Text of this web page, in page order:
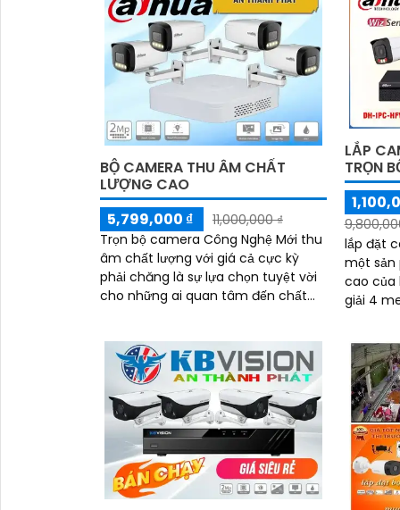
BỘ CAMERA THU ÂM CHẤT
LƯỢNG CAO
5,799,000 ₫
11,000,000 ₫
Trọn bộ camera Công Nghệ Mới thu
âm chất lượng với giá cả cực kỳ
phải chăng là sự lựa chọn tuyệt vời
cho những ai quan tâm đến chất
LẮP
TRỌN
lắp đặt
một
cao của
giải 4